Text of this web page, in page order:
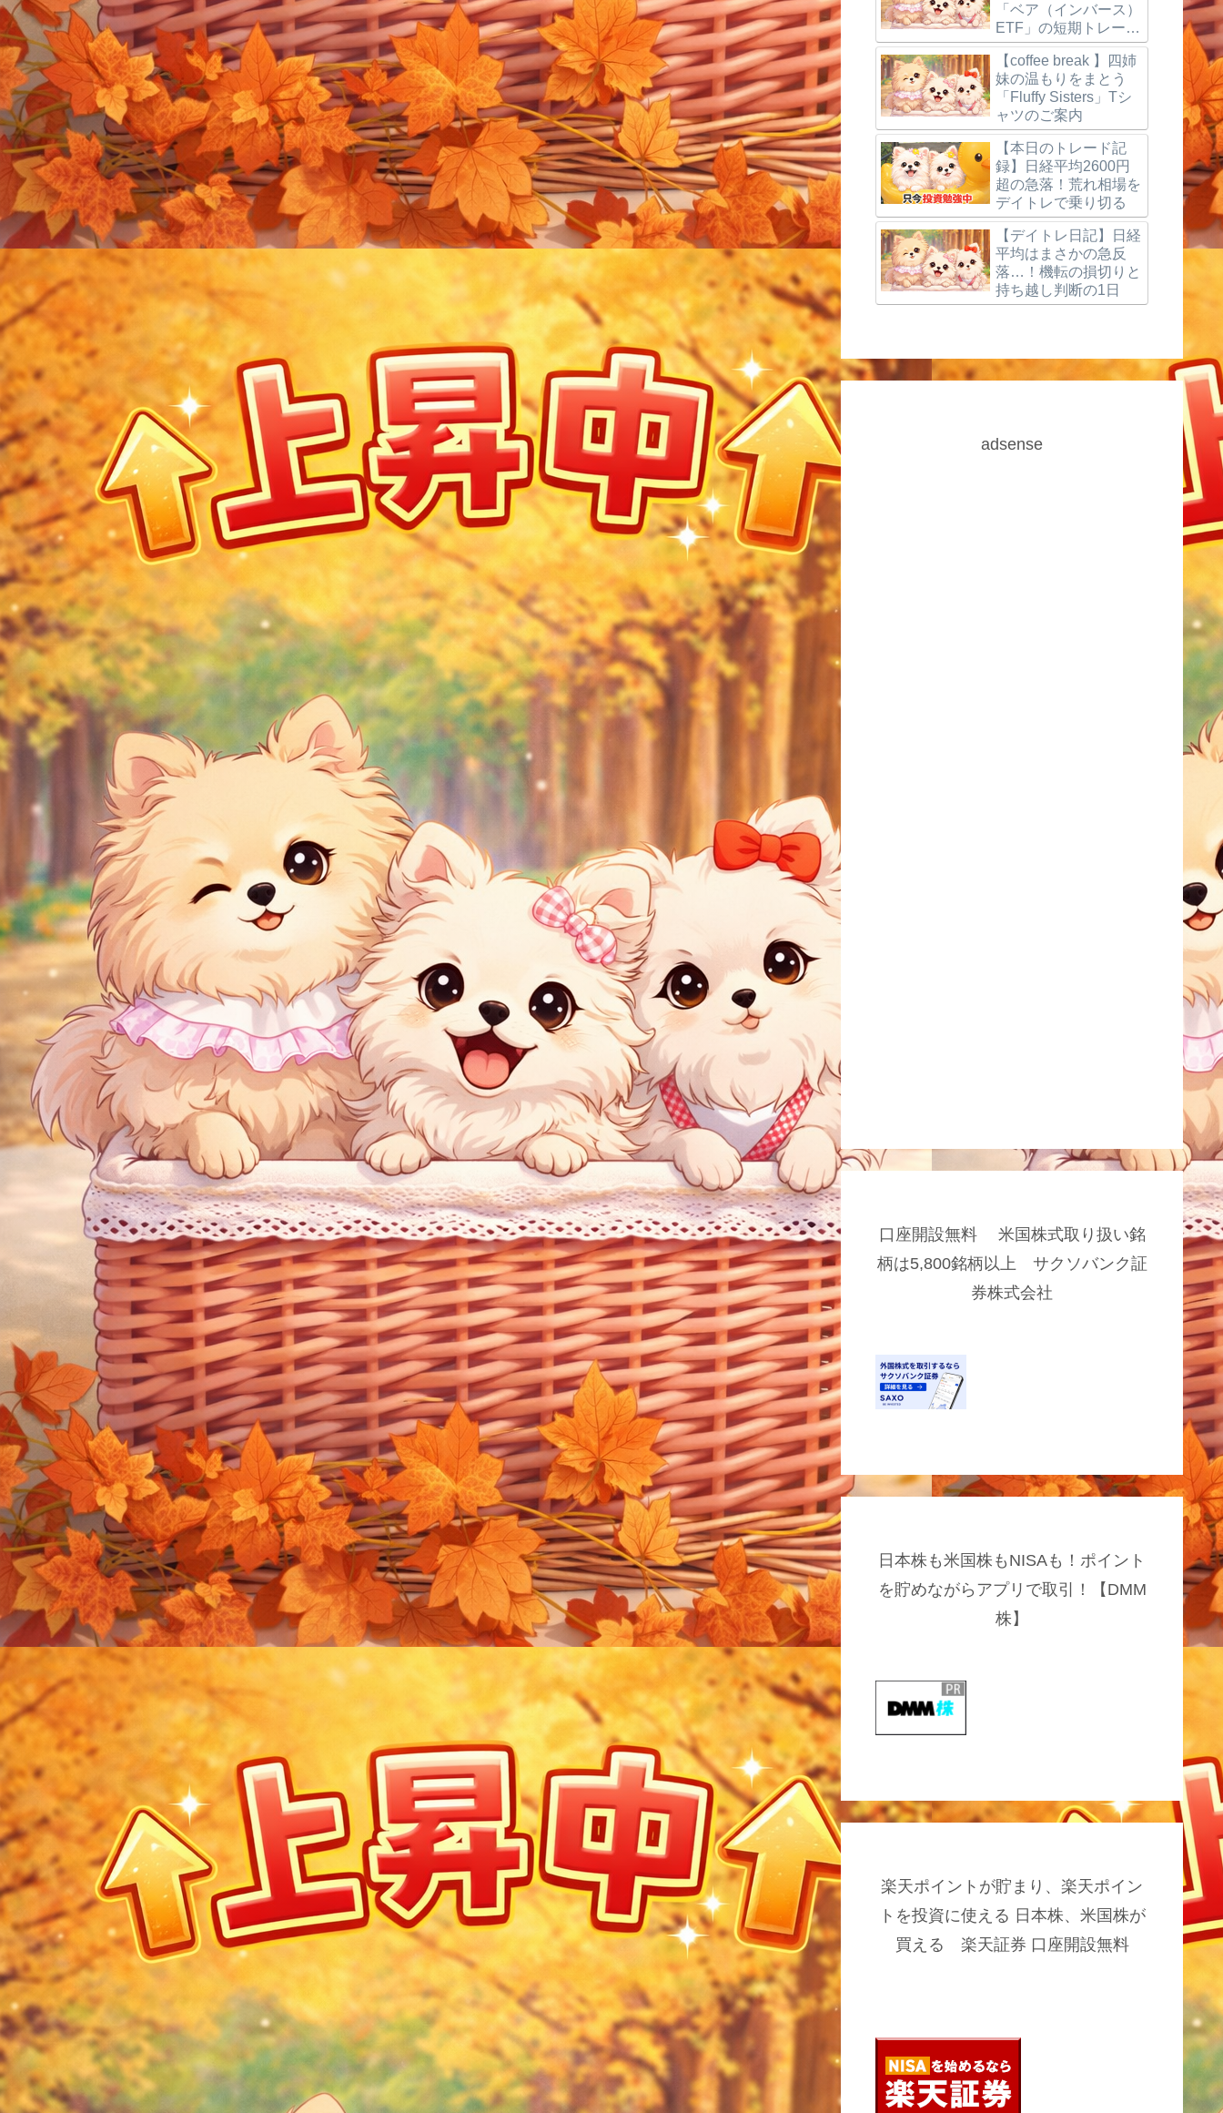
「ベア（インバース）
ETF」の短期トレード
で狙う
【coffee break 】四姉
妹の温もりをまとう
「Fluffy Sisters」Tシ
ャツのご案内
【本日のトレード記
録】日経平均2600円
超の急落！荒れ相場を
デイトレで乗り切る
【デイトレ日記】日経
平均はまさかの急反
落…！機転の損切りと
持ち越し判断の1日
adsense
口座開設無料 米国株式取り扱い銘
柄は5,800銘柄以上 サクソバンク証
券株式会社
日本株も米国株もNISAも！ポイント
を貯めながらアプリで取引！【DMM
株】
楽天ポイントが貯まり、楽天ポイン
トを投資に使える 日本株、米国株が
買える 楽天証券 口座開設無料